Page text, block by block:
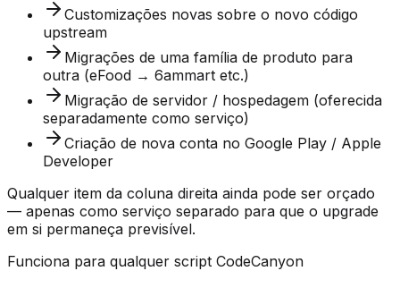
Customizações novas sobre o novo código
upstream
Migrações de uma família de produto para
outra (eFood → 6ammart etc.)
Migração de servidor / hospedagem (oferecida
separadamente como serviço)
Criação de nova conta no Google Play / Apple
Developer
Qualquer item da coluna direita ainda pode ser orçado
— apenas como serviço separado para que o upgrade
em si permaneça previsível.
Funciona para qualquer script CodeCanyon